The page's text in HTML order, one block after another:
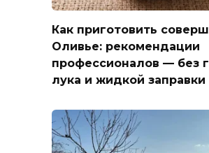
Как приготовить
Оливье: рекомендации
профессионалов — без
лука и жидкой заправки